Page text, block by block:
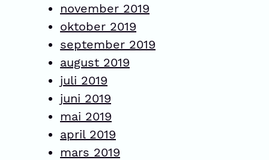
november 2019
oktober 2019
september 2019
august 2019
juli 2019
juni 2019
mai 2019
april 2019
mars 2019